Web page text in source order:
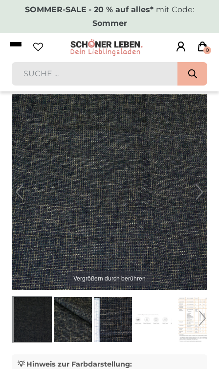
SOMMER-SALE - 20 % auf alles* mit Code:
Sommer
0
Vergrößern durch berühren
💡 Hinweis zur Farbdarstellung: